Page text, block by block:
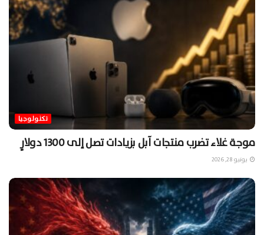
تكنولوجيا
موجة غلاء تضرب منتجات آبل بزيادات تصل إلى 1300 دولارٍ
يونيو 28, 2026